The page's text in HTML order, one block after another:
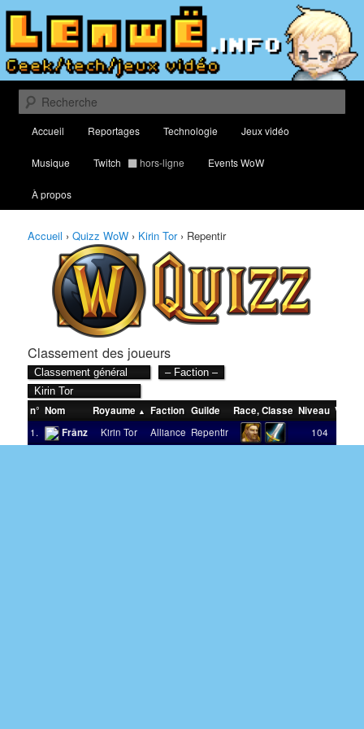
Aller
contenu
principal
Aller
contenu
secondaireLenwë – Culture geek, tech et jeux
vidéo
Classement des meilleurs joueurs au Quizz World of Warcraft
Recherche
principal
Accueil Reportages Technologie Jeux vidéo
Musique Twitch hors-ligne Events WoW
À propos
Accueil › Quizz WoW › Kirin Tor › Repentir
Classement des joueurs
n° Nom Royaume Faction Guilde Race,Classe Niveau
1. Frânz Kirin Tor Alliance Repentir 104